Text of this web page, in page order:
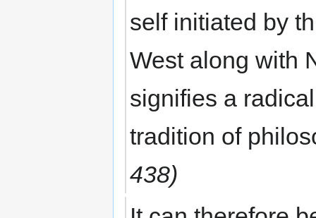
self initiated by
West along with
signifies a
tradition of
438)